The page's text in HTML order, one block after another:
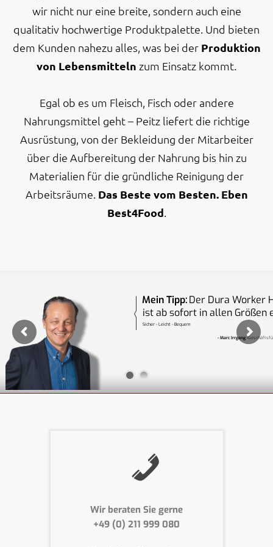
wir nicht nur eine breite, sondern auch eine
qualitativ hochwertige Produktpalette. Und bieten
dem Kunden nahezu alles, was bei der Produktion
von Lebensmitteln zum Einsatz kommt.
Egal ob es um Fleisch, Fisch oder andere
Nahrungsmittel geht – Peitz liefert die richtige
Ausrüstung, von der Bekleidung der Mitarbeiter
über die Aufbereitung der Nahrung bis hin zu
Materialien für die gründliche Reinigung der
Arbeitsräume. Das Beste vom Besten. Eben
Best4Food.
Mein Tipp:Der Dura Worker
ist ab sofort in allen Größen
Sicher - Leicht - Bequem
- Marc Irrgang -
Wir beraten Sie gerne
+49 (0) 211 999 080